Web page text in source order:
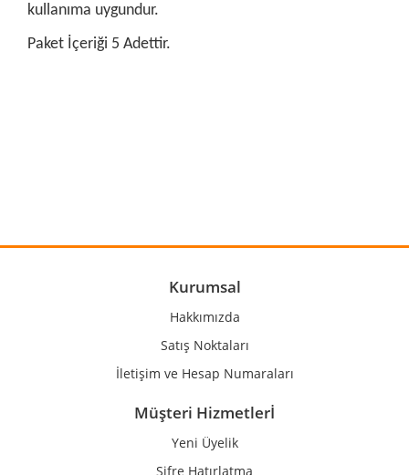
kullanıma uygundur.
Paket İçeriği 5 Adettir.
Ürün açıklamasında eksik bilgiler bulunuyor.
Ürün bilgilerinde hatalar bulunuyor.
Gönder
Kurumsal
Hakkımızda
Satış Noktaları
İletişim ve Hesap Numaraları
Müşteri Hizmetlerİ
Yeni Üyelik
Şifre Hatırlatma